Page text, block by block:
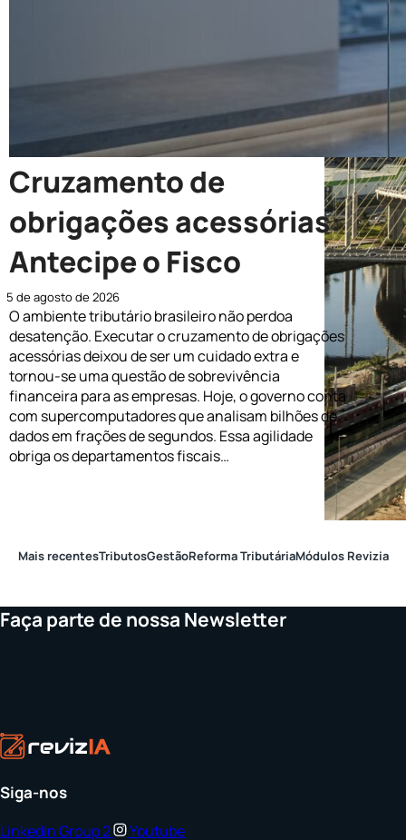
Cruzamento de
obrigações acessórias:
Antecipe o Fisco
5 de agosto de 2026
O ambiente tributário brasileiro não perdoa
desatenção. Executar o cruzamento de obrigações
acessórias deixou de ser um cuidado extra e
tornou-se uma questão de sobrevivência
financeira para as empresas. Hoje, o governo conta
com supercomputadores que analisam bilhões de
dados em frações de segundos. Essa agilidade
obriga os departamentos fiscais…
Mais recentesTributosGestãoReforma TributáriaMódulos Revizia
Faça parte de nossa Newsletter
Siga-nos
LinkedinGroup 2 Youtube